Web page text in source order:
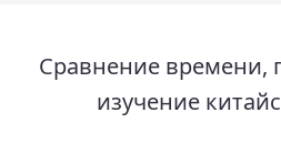
Сравнение времени,
изучение